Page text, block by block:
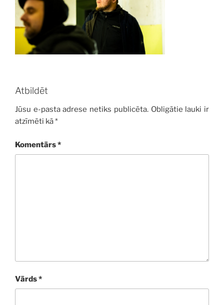
Atbildēt
Jūsu e-pasta adrese netiks publicēta. Obligātie lauki ir
atzīmēti kā*
Komentārs*
Vārds*